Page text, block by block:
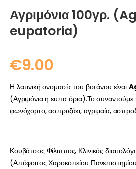
Αγριμόνια 100γρ.
eupatoria)
€9.00
Η λατινική ονομασία του βοτάνου είναι
(Αγριμόνια η ευπατόρια).Το συναντούμε
φωνόχορτο, ασπροζάκι, αγριμαία,
Κουβάτσος Φίλιππος, Κλινικός
(Απόφοιτος Χαροκοπείου